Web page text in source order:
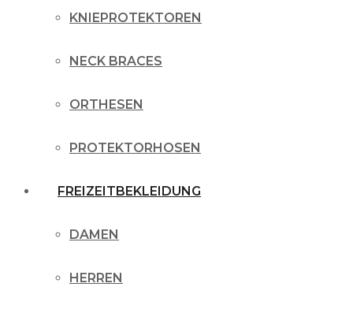
KNIEPROTEKTOREN
NECK BRACES
ORTHESEN
PROTEKTORHOSEN
FREIZEITBEKLEIDUNG
DAMEN
HERREN